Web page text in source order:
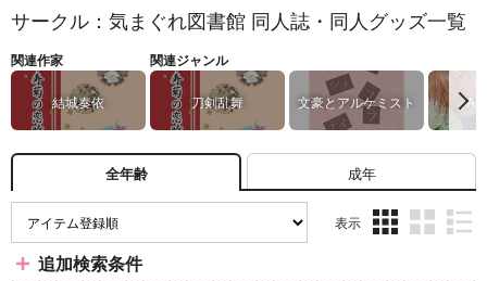
サークル：気まぐれ図書館 同人誌・同人グッズ一覧
関連作家
結城奏依
関連ジャンル
刀剣乱舞 文豪とアルケミスト
全年齢 成年
表示
追加検索条件